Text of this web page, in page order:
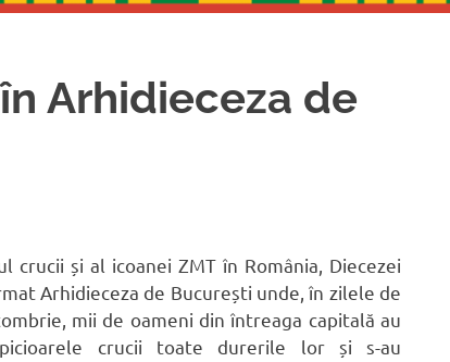
Arhidieceza de
crucii și al icoanei ZMT în România, Diecezei
Arhidieceza de București unde, în zilele de
mii de oameni din întreaga capitală au
crucii toate durerile lor și s-au